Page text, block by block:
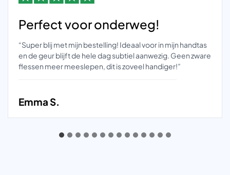
Perfect voor onderweg!
“Super blij met mijn bestelling! Ideaal voor in mijn handtas
en de geur blijft de hele dag subtiel aanwezig. Geen zware
flessen meer meeslepen, dit is zoveel handiger!”
Emma S.